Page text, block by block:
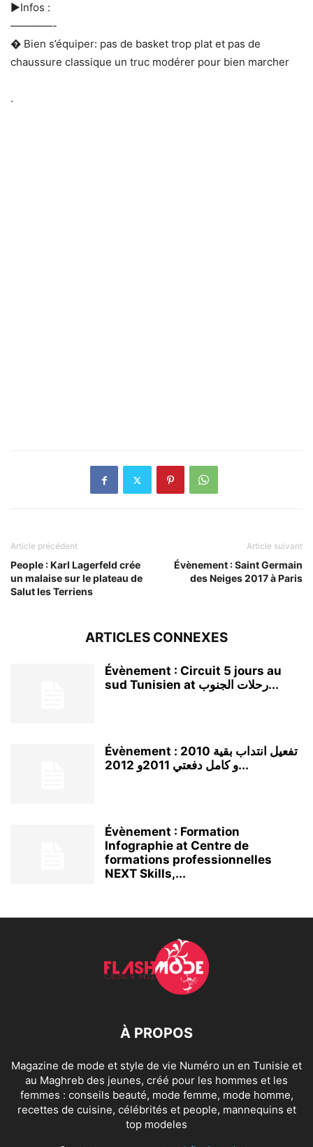
►Infos :
————-
� Bien s’équiper: pas de basket trop plat et pas de
chaussure classique un truc modérer pour bien marcher
.
Article précédent
People : Karl Lagerfeld crée
un malaise sur le plateau de
Salut les Terriens
Article suivant
Évènement : Saint Germain
des Neiges 2017 à Paris
ARTICLES CONNEXES
Évènement : Circuit 5 jours au
sud Tunisien at رحلات الجنوب...
Évènement : تفعيل انتداب بقية 2010
و كامل دفعتي 2011و 2012...
Évènement : Formation
Infographie at Centre de
formations professionnelles
NEXT Skills,...
À PROPOS
Magazine de mode et style de vie Numéro un en Tunisie et
au Maghreb des jeunes, créé pour les hommes et les
femmes : conseils beauté, mode femme, mode homme,
recettes de cuisine, célébrités et people, mannequins et
top modeles